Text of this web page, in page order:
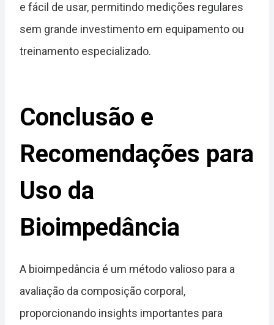
e fácil de usar, permitindo medições regulares
sem grande investimento em equipamento ou
treinamento especializado.
Conclusão e
Recomendações para
Uso da
Bioimpedância
A bioimpedância é um método valioso para a
avaliação da composição corporal,
proporcionando insights importantes para